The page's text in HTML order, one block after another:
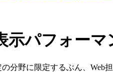
示パフォーマ
分野に限定するぶん、